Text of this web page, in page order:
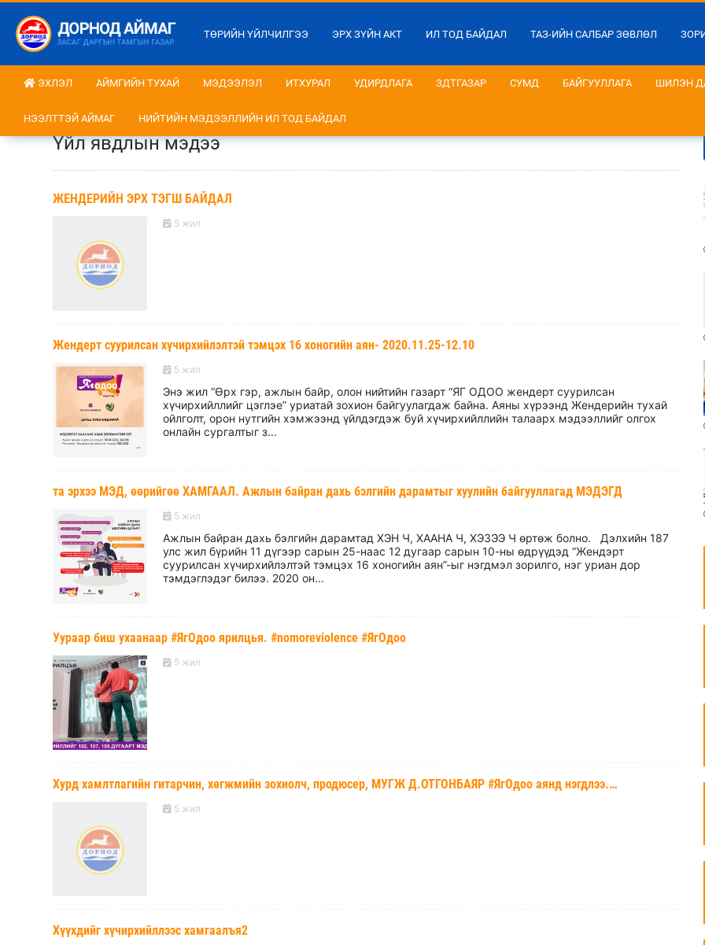
ТӨРИЙН ҮЙЛЧИЛГЭЭ ЭРХ ЗҮЙН АКТ ИЛ ТОД БАЙДАЛ ТАЗ-ИЙН САЛБАР ЗӨВЛӨЛ
ЭХЛЭЛ АЙМГИЙН ТУХАЙ МЭДЭЭЛЭЛ ИТХУРАЛ УДИРДЛАГА ЗДТГАЗАР СУМД БАЙГУУЛЛАГА ШИЛЭН
НЭЭЛТТЭЙ АЙМАГ НИЙТИЙН МЭДЭЭЛЛИЙН ИЛ ТОД БАЙДАЛ
Үйл явдлын мэдээ
ЖЕНДЕРИЙН ЭРХ ТЭГШ БАЙДАЛ
5 жил
Жендерт суурилсан хүчирхийлэлтэй тэмцэх 16 хоногийн аян- 2020.11.25-12.10
5 жил
Энэ жил “Өрх гэр, ажлын байр, олон нийтийн газарт “ЯГ ОДОО жендерт суурилсан
хүчирхийллийг цэглэе” уриатай зохион байгуулагдаж байна. Аяны хүрээнд Жендерийн тухай
ойлголт, орон нутгийн хэмжээнд үйлдэгдэж буй хүчирхийллийн талаарх мэдээллийг олгох
онлайн сургалтыг з...
та эрхээ МЭД, өөрийгөө ХАМГААЛ. Ажлын байран дахь бэлгийн дарамтыг хуулийн байгууллагад МЭДЭГД
5 жил
Ажлын байран дахь бэлгийн дарамтад ХЭН Ч, ХААНА Ч, ХЭЗЭЭ Ч өртөж болно. Дэлхийн 187
улс жил бүрийн 11 дүгээр сарын 25-наас 12 дугаар сарын 10-ны өдрүүдэд “Жендэрт
суурилсан хүчирхийлэлтэй тэмцэх 16 хоногийн аян”-ыг нэгдмэл зорилго, нэг уриан дор
тэмдэглэдэг билээ. 2020 он...
Уураар биш ухаанаар #ЯгОдоо ярилцья. #nomoreviolence #ЯгОдоо
5 жил
Хурд хамлтлагийн гитарчин, хөгжмийн зохиолч, продюсер, МУГЖ Д.ОТГОНБАЯР #ЯгОдоо аянд нэгдлээ.…
5 жил
Хүүхдийг хүчирхийллээс хамгаалъя2